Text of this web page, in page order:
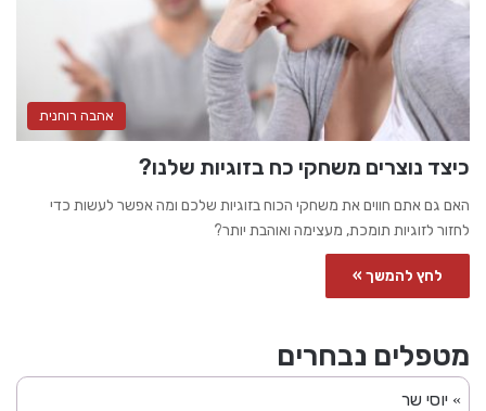
אהבה רוחנית
כיצד נוצרים משחקי כח בזוגיות שלנו?
האם גם אתם חווים את משחקי הכוח בזוגיות שלכם ומה אפשר לעשות כדי
לחזור לזוגיות תומכת, מעצימה ואוהבת יותר?
לחץ להמשך »
מטפלים נבחרים
» יוסי שר